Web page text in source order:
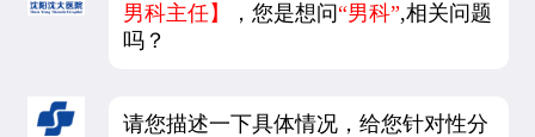
男科主任】
，您是想问“男科”,相关问题
吗？
请您描述一下具体情况，给您针对性分